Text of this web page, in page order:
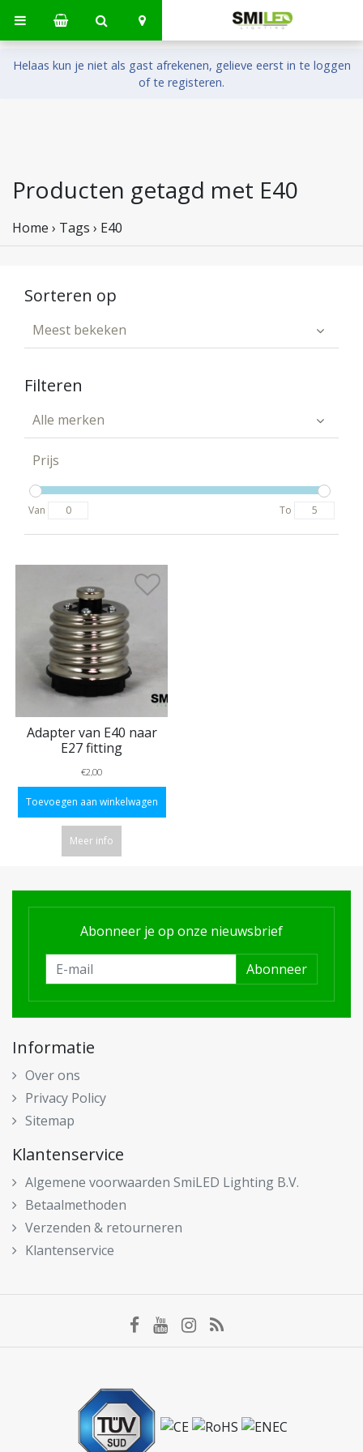
Helaas kun je niet als gast afrekenen, gelieve eerst in te loggen
of te registeren.
Producten getagd met E40
Home › Tags › E40
Sorteren op
Meest bekeken
Filteren
Alle merken
Prijs
Van To
Adapter van E40 naar
E27 fitting
€2,00
Toevoegen aan winkelwagen
Meer info
Abonneer je op onze nieuwsbrief
Abonneer
Informatie
Over ons
Privacy Policy
Sitemap
Klantenservice
Algemene voorwaarden SmiLED Lighting B.V.
Betaalmethoden
Verzenden & retourneren
Klantenservice